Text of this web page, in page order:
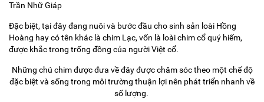
Trần Nhữ Giáp
Đặc biệt, tại đây đang nuôi và bước đầu cho sinh sản loài Hồng
Hoàng hay có tên khác là chim Lạc, vốn là loài chim cổ quý hiếm,
được khắc trong trống đồng của người Việt cổ.
Những chú chim được đưa về đây được chăm sóc theo một chế độ
đặc biệt và sống trong môi trường thuận lợi nên phát triển nhanh về
số lượng.